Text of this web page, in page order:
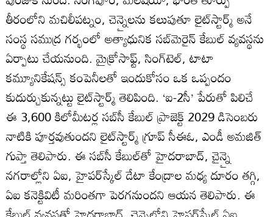
తీరంలోని మచిలీపట్నం, చెన్నైలను కలుపుతూ లైట్‌స్టార్మ్‌ అనే
సంస్థ సముద్ర గర్భంలో అత్యాధునిక సబ్‌మెరైన్‌ కేబుల్‌ వ్యవస్థను
ఏర్పాటు చేయనుంది. మైక్రోసాఫ్ట్‌, సింగ్‌టెల్‌, టాటా
కమ్యూనికేషన్స్‌ కంపెనీలతో ఇందుకోసం ఒక ఒప్పందం
కుదుర్చుకున్నట్టు లైట్‌స్టార్మ్‌ తెలిపింది. ‘ఐ-2సీ’ పేరుతో పిలిచే
ఈ 3,600 కిలోమీటర్ల సబ్‌సీ కేబుల్‌ ప్రాజెక్ట్‌ 2029 డిసెంబరు
నాటికి పూర్తవుతుందని లైట్‌స్టార్మ్‌ గ్రూప్‌ సీఈఓ, ఎండీ అమజిత్‌
గుప్తా తెలిపారు. ఈ సబ్‌సీ కేబుల్‌తో హైదరాబాద్‌, చైన్నై
నగరాల్లోని ఏఐ, హైపర్‌స్కేల్‌ డేటా కేంద్రాల మధ్య దూరం తగ్గి,
ఏఐ కనెక్టివిటీ మరింతగా పెరగనుందని ఆయన తెలిపారు. ఈ